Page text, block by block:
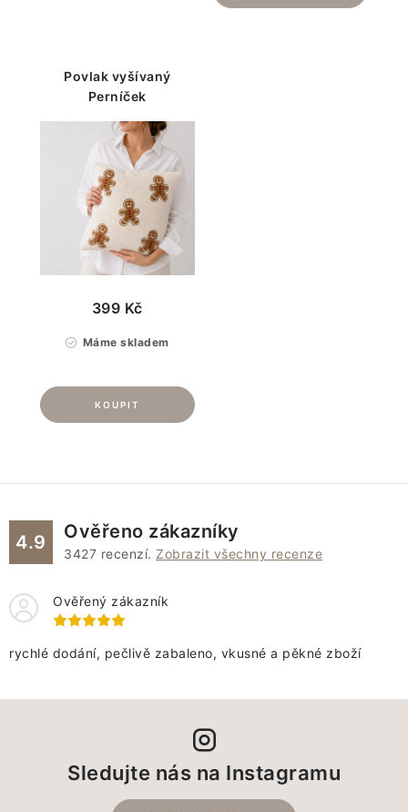
Povlak vyšívaný
Perníček
Máme skladem
399 Kč
4.9 Ověřeno zákazníky
3427 recenzí. Zobrazit všechny recenze
Ověřený zákazník
rychlé dodání, pečlivě zabaleno, vkusné a pěkné zboží
Sledujte nás na Instagramu